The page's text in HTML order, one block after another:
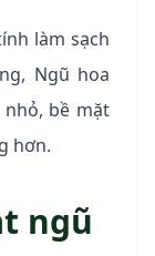
làm sạch
Ngũ hoa
bề mặt
hơn.
ngũ